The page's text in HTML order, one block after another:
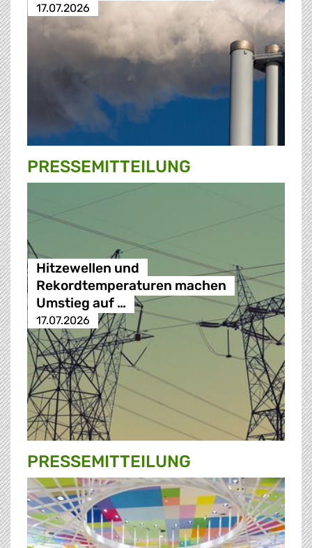
17.07.2026
PRESSE­MITTEILUNG
Hitzewellen und
Rekordtemperaturen machen
Umstieg auf …
17.07.2026
PRESSE­MITTEILUNG